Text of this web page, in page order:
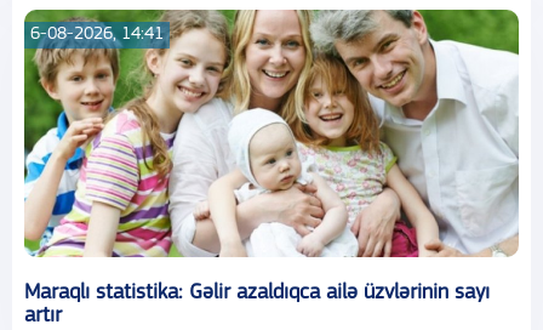
6-08-2026, 14:41
Maraqlı statistika: Gəlir azaldıqca ailə üzvlərinin sayı
artır